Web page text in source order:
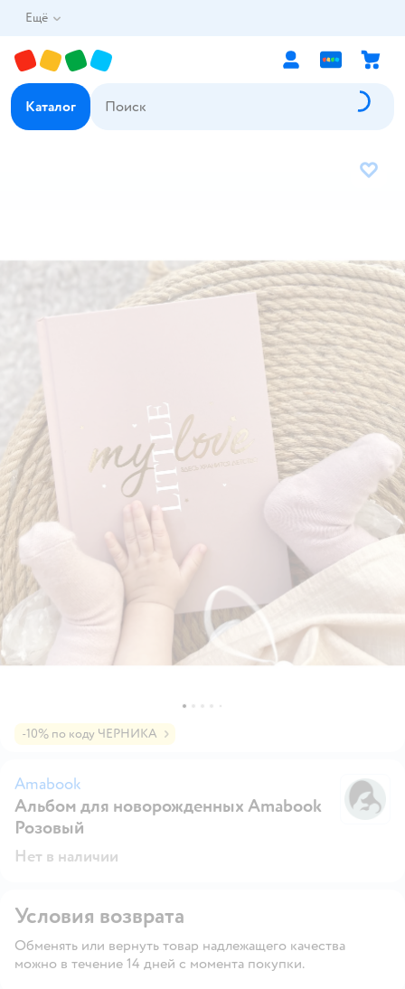
Ещё
Каталог
В
-10% по коду ЧЕРНИКА
Amabook
Альбом для новорожденных Amabook
Розовый
Нет в наличии
Условия возврата
Обменять или вернуть товар надлежащего качества
можно в течение 14 дней с момента покупки.